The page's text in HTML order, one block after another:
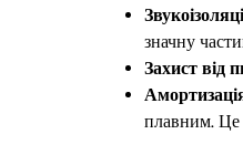
значну
Захист від
плавним. Це